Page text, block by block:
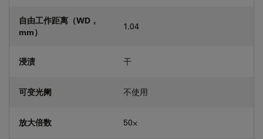
自由工作距离（WD，
mm）
1.04
浸渍 干
可变光阑 不使用
放大倍数 50⨉